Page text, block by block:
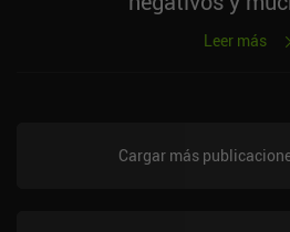
Leer más
Cargar más